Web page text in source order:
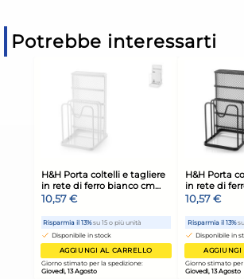
Potrebbe interessarti